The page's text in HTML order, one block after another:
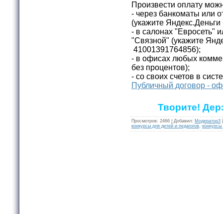
Произвести оплату
- через банкоматы или
(укажите
- в салонах "Евросеть"
"Связной" (укажите
41001391764856);
- в офисах любых
без процентов);
- со своих счетов в
Публичный договор -
Творите!
Просмотров: 2466 Добавил: Модератор3
конкурсы для детей и педагогов